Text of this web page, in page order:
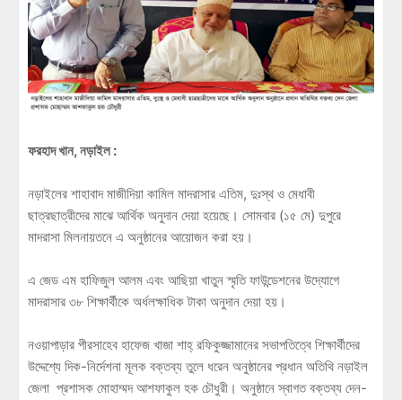
ফরহাদ খান, নড়াইল :
নড়াইলের শাহাবাদ মাজীদিয়া কামিল মাদরাসার এতিম, দুঃস্থ ও মেধাবী
ছাত্রছাত্রীদের মাঝে আর্থিক অনুদান দেয়া হয়েছে। সোমবার (১৫ মে) দুপুরে
মাদরাসা মিলনায়তনে এ অনুষ্ঠানের আয়োজন করা হয়।
এ জেড এম হাফিজুল আলম এবং আছিয়া খাতুন স্মৃতি ফাউন্ডেশনের উদ্যোগে
মাদরাসার ৩৮ শিক্ষার্থীকে অর্ধলক্ষাধিক টাকা অনুদান দেয়া হয়।
নওয়াপাড়ার পীরসাহেব হাফেজ খাজা শাহ্ রফিকুজ্জামানের সভাপতিত্বে শিক্ষার্থীদের
উদ্দেশ্যে দিক-নির্দেশনা মূলক বক্তব্য তুলে ধরেন অনুষ্ঠানের প্রধান অতিথি নড়াইল
জেলা প্রশাসক মোহাম্মদ আশফাকুল হক চৌধুরী। অনুষ্ঠানে স্বাগত বক্তব্য দেন-